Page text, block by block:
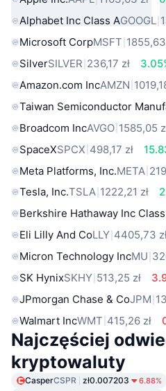
Alphabet Inc Class AGOOGL
Microsoft CorpMSFT 1855,63
SilverSILVER 236,17 zł
Amazon.com IncAMZN
Taiwan Semiconductor
Broadcom IncAVGO 1585,05
SpaceXSPCX 498,17 zł
Meta Platforms, Inc.META
Tesla, Inc.TSLA 1222,21 zł
Berkshire Hathaway Inc
Eli Lilly And CoLLY 4405,73
Micron Technology IncMU
SK HynixSKHY 513,25 zł
JPmorgan Chase & CoJPM
Walmart IncWMT 415,26 zł
Najczęściej
kryptowaluty
CasperCSPR zł0.007203 6.88%